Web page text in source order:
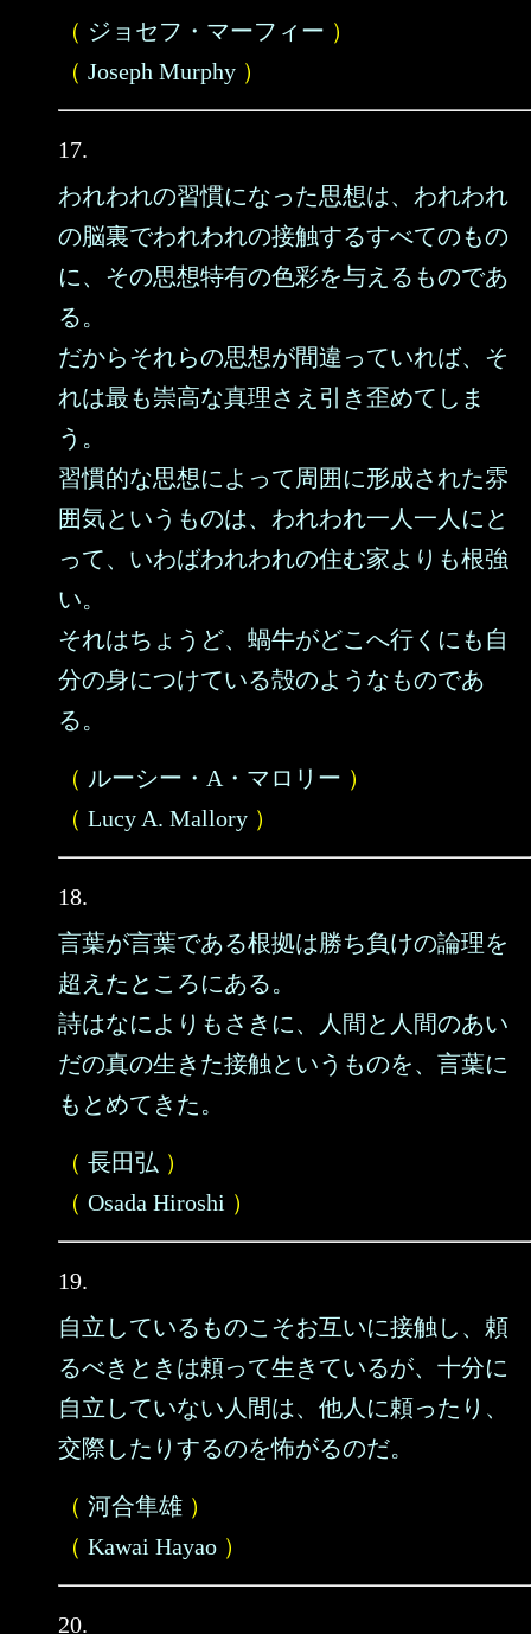
（ ジョセフ・マーフィー ）
（ Joseph Murphy ）
17.
われわれの習慣になった思想は、われわれ
の脳裏でわれわれの接触するすべてのもの
に、その思想特有の色彩を与えるものであ
る。
だからそれらの思想が間違っていれば、そ
れは最も崇高な真理さえ引き歪めてしま
う。
習慣的な思想によって周囲に形成された雰
囲気というものは、われわれ一人一人にと
って、いわばわれわれの住む家よりも根強
い。
それはちょうど、蝸牛がどこへ行くにも自
分の身につけている殻のようなものであ
る。
（ ルーシー・A・マロリー ）
（ Lucy A. Mallory ）
18.
言葉が言葉である根拠は勝ち負けの論理を
超えたところにある。
詩はなによりもさきに、人間と人間のあい
だの真の生きた接触というものを、言葉に
もとめてきた。
（ 長田弘 ）
（ Osada Hiroshi ）
19.
自立しているものこそお互いに接触し、頼
るべきときは頼って生きているが、十分に
自立していない人間は、他人に頼ったり、
交際したりするのを怖がるのだ。
（ 河合隼雄 ）
（ Kawai Hayao ）
20.